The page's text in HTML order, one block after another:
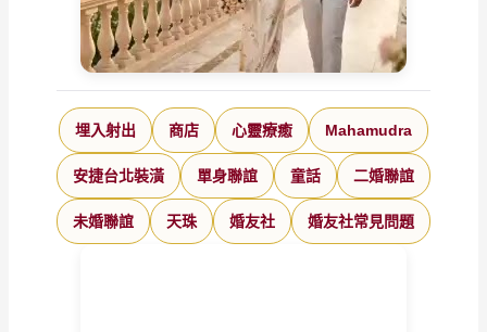
埋入射出 商店 心靈療癒 Mahamudra
安捷台北裝潢 單身聯誼 童話 二婚聯誼
未婚聯誼 天珠 婚友社 婚友社常見問題